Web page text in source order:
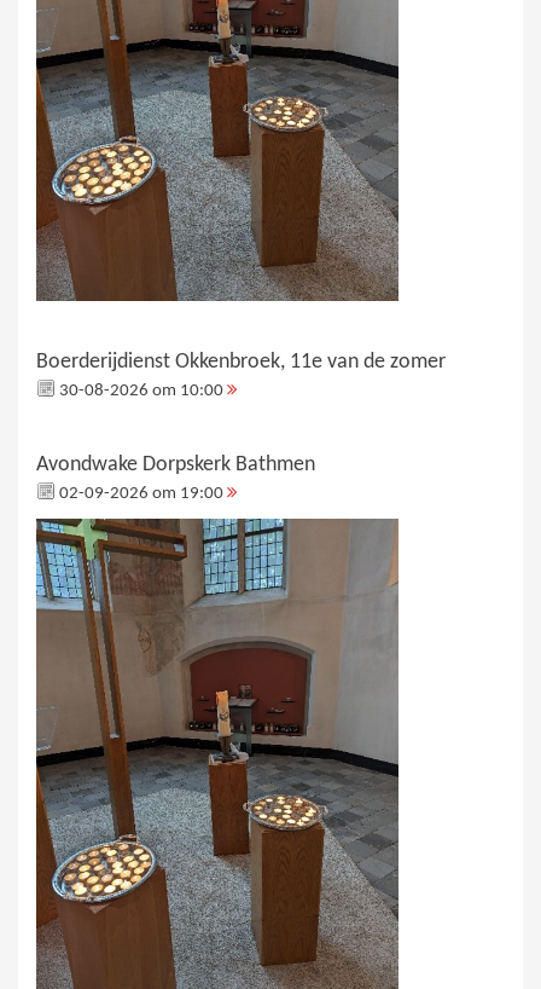
Boerderijdienst Okkenbroek, 11e van de zomer
30-08-2026 om 10:00
Avondwake Dorpskerk Bathmen
02-09-2026 om 19:00